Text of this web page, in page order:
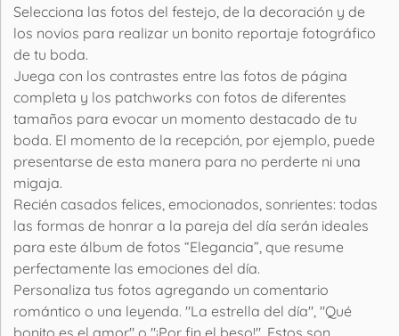
Selecciona las fotos del festejo, de la decoración y de
los novios para realizar un bonito reportaje fotográfico
de tu boda.
Juega con los contrastes entre las fotos de página
completa y los patchworks con fotos de diferentes
tamaños para evocar un momento destacado de tu
boda. El momento de la recepción, por ejemplo, puede
presentarse de esta manera para no perderte ni una
migaja.
Recién casados felices, emocionados, sonrientes: todas
las formas de honrar a la pareja del día serán ideales
para este álbum de fotos “Elegancia”, que resume
perfectamente las emociones del día.
Personaliza tus fotos agregando un comentario
romántico o una leyenda. "La estrella del día", "Qué
bonito es el amor" o "¡Por fin el beso!". Estos son